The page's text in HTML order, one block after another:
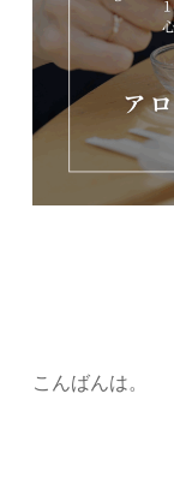
こんばんは。